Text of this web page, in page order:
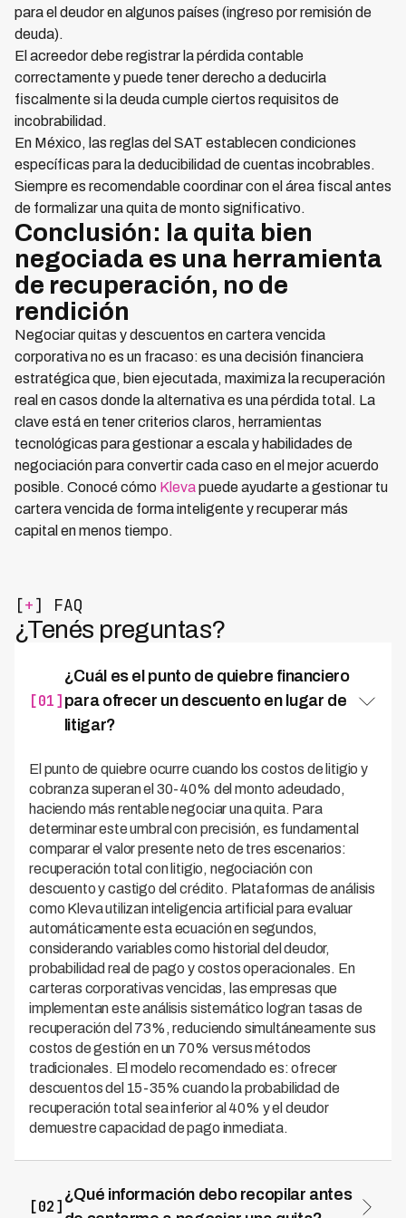
para el deudor en algunos países (ingreso por remisión de
deuda).
El acreedor debe registrar la pérdida contable
correctamente y puede tener derecho a deducirla
fiscalmente si la deuda cumple ciertos requisitos de
incobrabilidad.
En México, las reglas del SAT establecen condiciones
específicas para la deducibilidad de cuentas incobrables.
Siempre es recomendable coordinar con el área fiscal antes
de formalizar una quita de monto significativo.
Conclusión: la quita bien
negociada es una herramienta
de recuperación, no de
rendición
Negociar quitas y descuentos en cartera vencida
corporativa no es un fracaso: es una decisión financiera
estratégica que, bien ejecutada, maximiza la recuperación
real en casos donde la alternativa es una pérdida total. La
clave está en tener criterios claros, herramientas
tecnológicas para gestionar a escala y habilidades de
negociación para convertir cada caso en el mejor acuerdo
posible. Conocé cómo Klevapuede ayudarte a gestionar tu
cartera vencida de forma inteligente y recuperar más
capital en menos tiempo.
[+] FAQ
¿Tenés preguntas?
[01]
¿Cuál es el punto de quiebre financiero
para ofrecer un descuento en lugar de
litigar?
El punto de quiebre ocurre cuando los costos de litigio y
cobranza superan el 30-40% del monto adeudado,
haciendo más rentable negociar una quita. Para
determinar este umbral con precisión, es fundamental
comparar el valor presente neto de tres escenarios:
recuperación total con litigio, negociación con
descuento y castigo del crédito. Plataformas de análisis
como Kleva utilizan inteligencia artificial para evaluar
automáticamente esta ecuación en segundos,
considerando variables como historial del deudor,
probabilidad real de pago y costos operacionales. En
carteras corporativas vencidas, las empresas que
implementan este análisis sistemático logran tasas de
recuperación del 73%, reduciendo simultáneamente sus
costos de gestión en un 70% versus métodos
tradicionales. El modelo recomendado es: ofrecer
descuentos del 15-35% cuando la probabilidad de
recuperación total sea inferior al 40% y el deudor
demuestre capacidad de pago inmediata.
[02]
¿Qué información debo recopilar antes